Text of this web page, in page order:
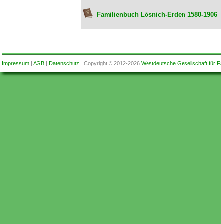
Familienbuch Lösnich-Erden 1580-1906
Impressum| AGB| Datenschutz Copyright © 2012-2026 Westdeutsche Gesellschaft für